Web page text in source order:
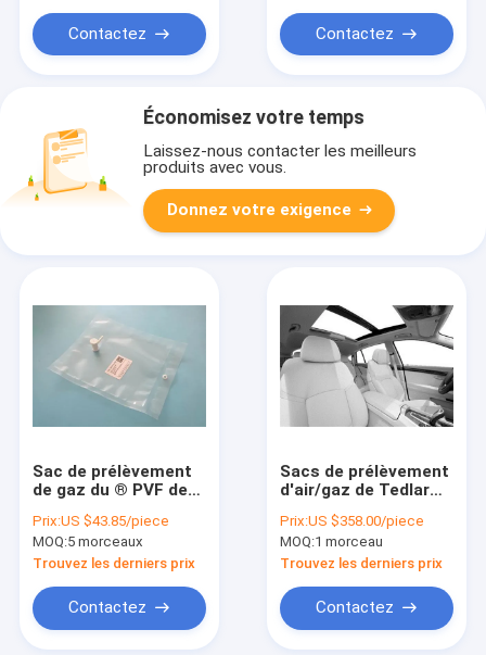
OD (4.76mm/7mm)
TDL71_3L
Contactez
Airbag de Dupont
Tedlar
Contactez
Économisez votre temps
Laissez-nous contacter les meilleurs
produits avec vous.
Donnez votre exigence
Sac de prélèvement
de gaz du ® PVF de
fabricant de la Chine
avec les
configurations de
septum de silicone
de valve de pp
(4.76mm/7mm)
Prix:US $43.85/piece
MOQ:5 morceaux
Trouvez les derniers prix
Contactez
Sacs de prélèvement
d'air/gaz de Tedlar®
solide intérieur des
véhicules à moteur
de VOCs
d'applications
d'essai de COV de
quatre-valve de PTFE
Prix:US $358.00/piece
MOQ:1 morceau
Trouvez les derniers prix
Contactez